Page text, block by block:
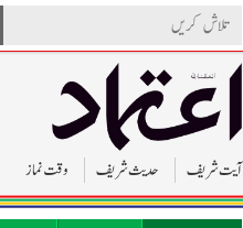
آیت شریف حدیث شریف وقت نماز